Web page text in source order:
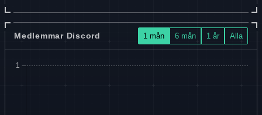
Medlemmar Discord 1 mån 6 mån 1 år Alla